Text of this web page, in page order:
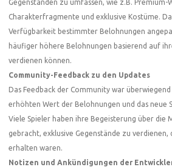
Gegenständen zu umfassen, wie z.B. Premium-
Charakterfragmente und exklusive Kostüme.
Verfügbarkeit bestimmter Belohnungen
häufiger höhere Belohnungen basierend auf
verdienen können.
Community-Feedback zu den Updates
Das Feedback der Community war
erhöhten Wert der Belohnungen und das neue
Viele Spieler haben ihre Begeisterung über die
gebracht, exklusive Gegenstände zu verdienen,
erhalten waren.
Notizen und Ankündigungen der